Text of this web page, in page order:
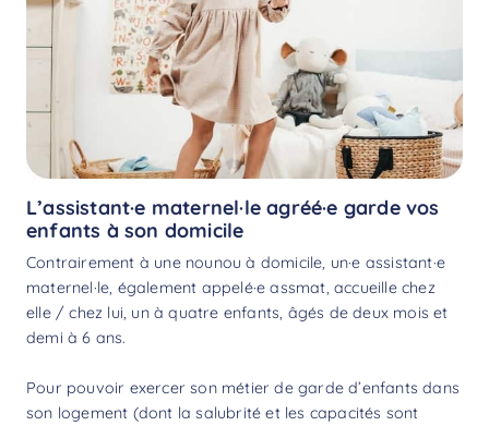
L’assistant·e maternel·le agréé·e garde vos
enfants à son domicile
Contrairement à une nounou à domicile, un·e assistant·e
maternel·le, également appelé·e assmat, accueille chez
elle / chez lui, un à quatre enfants, âgés de deux mois et
demi à 6 ans.
Pour pouvoir exercer son métier de garde d’enfants dans
son logement (dont la salubrité et les capacités sont